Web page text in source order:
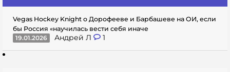
Vegas Hockey Knight о Дорофееве и Барбашеве на ОИ, если
бы Россия «научилась вести себя иначе
19.01.2026
Андрей Л 1